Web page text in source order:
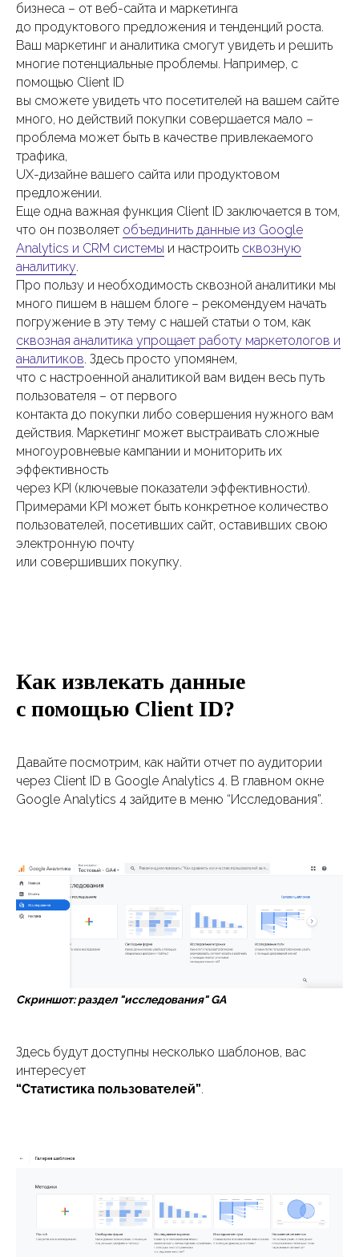
бизнеса – от веб-сайта и маркетинга
до продуктового предложения и тенденций роста.
Ваш маркетинг и аналитика смогут увидеть и решить
многие потенциальные проблемы. Например, с
помощью Client ID
вы сможете увидеть что посетителей на вашем сайте
много, но действий покупки совершается мало –
проблема может быть в качестве привлекаемого
трафика,
UX-дизайне вашего сайта или продуктовом
предложении.
Еще одна важная функция Client ID заключается в том,
что он позволяет объединить данные из Google
Analytics и CRM системы и настроить сквозную
аналитику.
Про пользу и необходимость сквозной аналитики мы
много пишем в нашем блоге – рекомендуем начать
погружение в эту тему с нашей статьи о том, как
сквозная аналитика упрощает работу маркетологов и
аналитиков. Здесь просто упомянем,
что с настроенной аналитикой вам виден весь путь
пользователя – от первого
контакта до покупки либо совершения нужного вам
действия. Маркетинг может выстраивать сложные
многоуровневые кампании и мониторить их
эффективность
через KPI (ключевые показатели эффективности).
Примерами KPI может быть конкретное количество
пользователей, посетивших сайт, оставивших свою
электронную почту
или совершивших покупку.
Как извлекать данные
с помощью Client ID?
Давайте посмотрим, как найти отчет по аудитории
через Client ID в Google Analytics 4. В главном окне
Google Analytics 4 зайдите в меню “Исследования”.
Скриншот: раздел "исследования" GA
Здесь будут доступны несколько шаблонов, вас
интересует
“Статистика пользователей”.